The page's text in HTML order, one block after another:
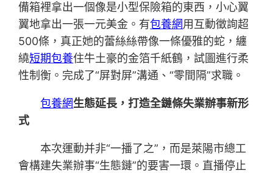
備箱裡拿出一個像是小型保險箱的東西，小心翼
翼地拿出一張一元美金。有包養網用互動徵詢超
500條，真正她的蕾絲絲帶像一條優雅的蛇，纏
繞短期包養住牛土豪的金箔千紙鶴，試圖進行柔
性制衡。完成了“屏對屏”溝通、“零間隔”求職。
包養網生態延長，打造全鏈條失業辦事新形
式
本次運動并非“一播了之”，而是萊陽市總工
會構建失業辦事“生態鏈”的要害一環。直播停止